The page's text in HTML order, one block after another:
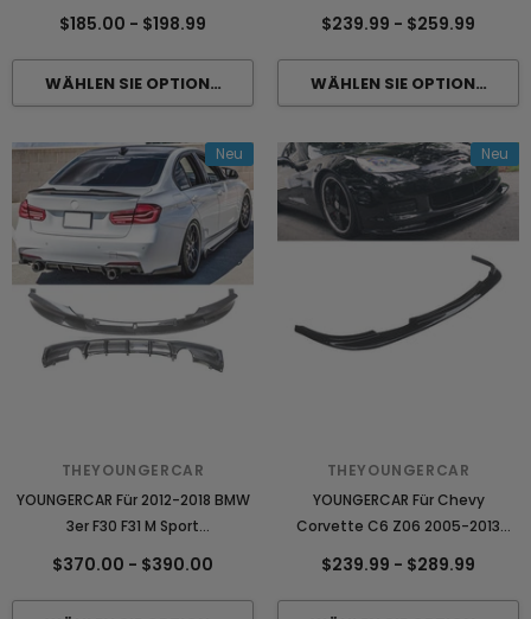
Frontstoßstangenlippe
$185.00 - $198.99 $239.99 - $259.99
Neu
THEYOUNGERCAR
YOUNGERCAR Für 2012-2018 BMW
3er F30 F31 M Sport
Heckdiffusor ABS
$370.00 - $390.00
Neu
THEYOUNGERCAR
YOUNGERCAR Für Chevy
Corvette C6 Z06 2005-2013
$239.99 - $289.99